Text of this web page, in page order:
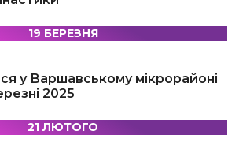
19 БЕРЕЗНЯ
у Варшавському мікрорайоні
2025
21 ЛЮТОГО